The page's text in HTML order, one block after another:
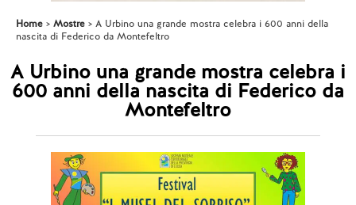
Home Mostre
A Urbino una grande mostra celebra i 600 anni della
nascita di Federico da Montefeltro
A Urbino una grande mostra celebra i
600 anni della nascita di Federico da
Montefeltro